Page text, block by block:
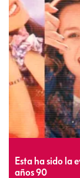
Esta ha sido la
años 90